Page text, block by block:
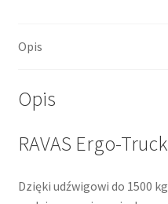
Opis
Opis
RAVAS Ergo-
Dzięki udźwigowi do 1500